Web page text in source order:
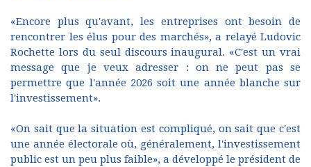
«Encore plus qu'avant, les entreprises ont besoin de
rencontrer les élus pour des marchés», a relayé Ludovic
Rochette lors du seul discours inaugural. «C'est un vrai
message que je veux adresser : on ne peut pas se
permettre que l'année 2026 soit une année blanche sur
l'investissement».
«On sait que la situation est compliqué, on sait que c'est
une année électorale où, généralement, l'investissement
public est un peu plus faible», a développé le président de